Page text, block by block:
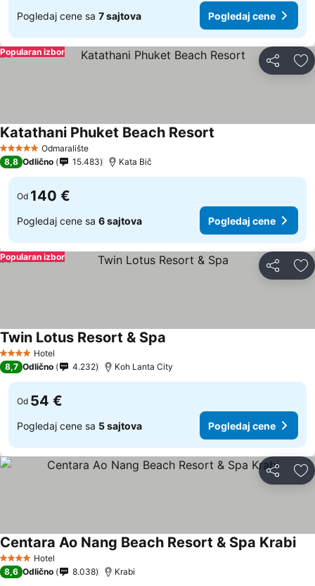
Pogledaj cene sa 7 sajtova Pogledaj cene
Deli
Popularan izbor
5 ZvezdiceOdmaralište
Katathani Phuket Beach Resort
8,8 Odlično 15.483 Kata Bič
Od 140 €
Pogledaj cene sa 6 sajtova Pogledaj cene
Deli
Popularan izbor
4 ZvezdiceHotel
Twin Lotus Resort & Spa
8,7 Odlično 4.232 Koh Lanta City
Od 54 €
Pogledaj cene sa 5 sajtova Pogledaj cene
Deli
4 ZvezdiceHotel
Centara Ao Nang Beach Resort & Spa Krabi
8,6 Odlično 8.038 Krabi